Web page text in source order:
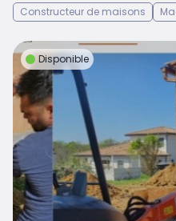
Constructeur de maisons
Disponible